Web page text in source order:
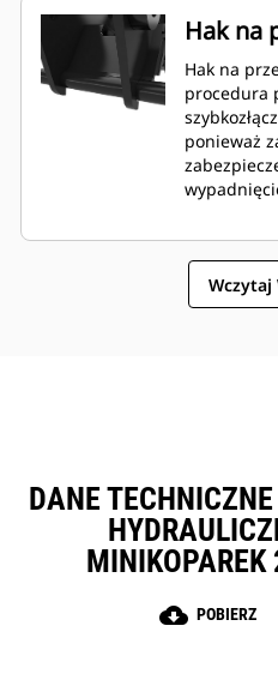
Hak na
Hak na
procedura
ponieważ
Wczytaj
DANE
MINIKOPAREK
cloud_download POBIERZ